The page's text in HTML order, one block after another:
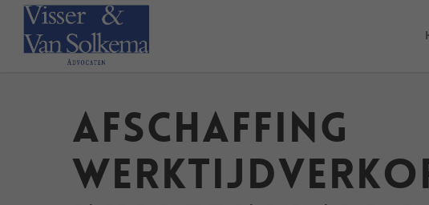
Afschaffing